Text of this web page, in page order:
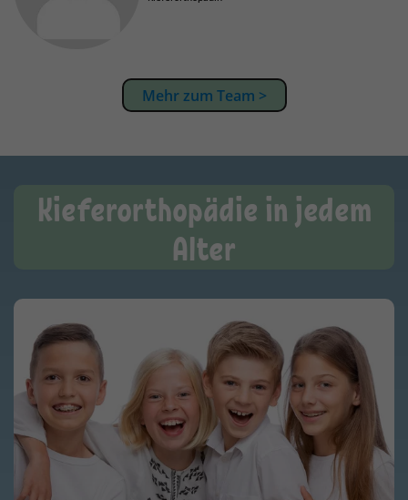
Mehr zum Team >
Kieferorthopädie in jedem
Alter